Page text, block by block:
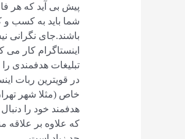
پیش بی آید که هر
شما باید به کسب و
باشند.جای نگرانی
اینستاگرام کار می
تبلیغات هدفمندی را
در قویترین ربات
خاص (مثلا شهر
هدفمند خود را
که علاوه بر علاقه